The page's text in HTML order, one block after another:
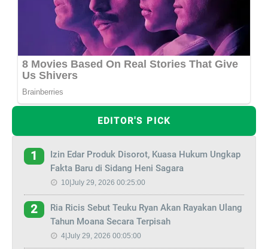
EDITOR'S PICK
1
Izin Edar Produk Disorot, Kuasa Hukum Ungkap
Fakta Baru di Sidang Heni Sagara
10|July 29, 2026 00:25:00
2
Ria Ricis Sebut Teuku Ryan Akan Rayakan Ulang
Tahun Moana Secara Terpisah
4|July 29, 2026 00:05:00